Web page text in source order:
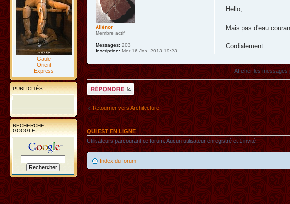
Gaule
Orient
Express
PUBLICITÉS
RECHERCHE
GOOGLE
Hello,
Mais pas d'eau
Cordialement.
Aliénor
Membre actif
Messages: 203
Inscription: Mer 16 Jan, 2013 19:23
Afficher les
Répondre
Retourner vers Architecture
QUI EST EN LIGNE
Utilisateurs parcourant ce forum: Aucun utilisateur enregistré et 1 invité
Index du forum